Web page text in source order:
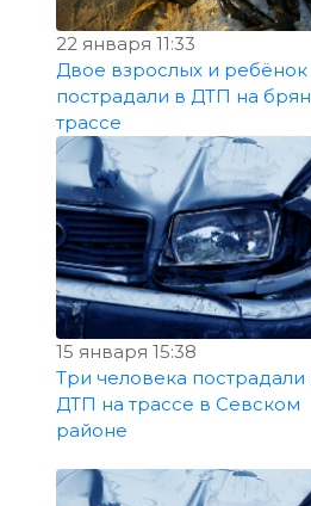
22 января 11:33
Двое взрослых и ребёнок
пострадали в ДТП на
трассе
15 января 15:38
Три человека пострадали
ДТП на трассе в Севском
районе